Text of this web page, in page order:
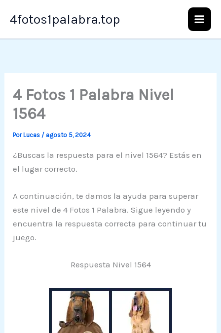
4fotos1palabra.top
4 Fotos 1 Palabra Nivel
1564
PorLucas / agosto 5, 2024
¿Buscas la respuesta para el nivel 1564? Estás en
el lugar correcto.
A continuación, te damos la ayuda para superar
este nivel de 4 Fotos 1 Palabra. Sigue leyendo y
encuentra la respuesta correcta para continuar tu
juego.
Respuesta Nivel 1564